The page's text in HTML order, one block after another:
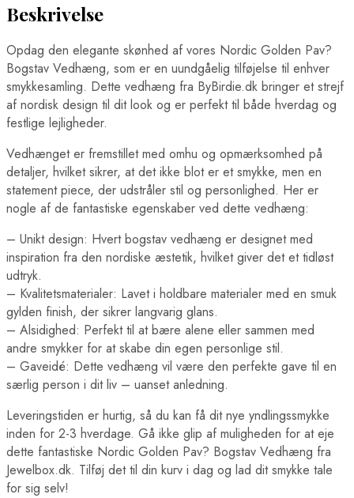
Beskrivelse
Opdag den elegante skønhed af vores Nordic Golden Pav?
Bogstav Vedhæng, som er en uundgåelig tilføjelse til enhver
smykkesamling. Dette vedhæng fra ByBirdie.dk bringer et strejf
af nordisk design til dit look og er perfekt til både hverdag og
festlige lejligheder.
Vedhænget er fremstillet med omhu og opmærksomhed på
detaljer, hvilket sikrer, at det ikke blot er et smykke, men en
statement piece, der udstråler stil og personlighed. Her er
nogle af de fantastiske egenskaber ved dette vedhæng:
– Unikt design: Hvert bogstav vedhæng er designet med
inspiration fra den nordiske æstetik, hvilket giver det et tidløst
udtryk.
– Kvalitetsmaterialer: Lavet i holdbare materialer med en smuk
gylden finish, der sikrer langvarig glans.
– Alsidighed: Perfekt til at bære alene eller sammen med
andre smykker for at skabe din egen personlige stil.
– Gaveidé: Dette vedhæng vil være den perfekte gave til en
særlig person i dit liv – uanset anledning.
Leveringstiden er hurtig, så du kan få dit nye yndlingssmykke
inden for 2-3 hverdage. Gå ikke glip af muligheden for at eje
dette fantastiske Nordic Golden Pav? Bogstav Vedhæng fra
Jewelbox.dk. Tilføj det til din kurv i dag og lad dit smykke tale
for sig selv!